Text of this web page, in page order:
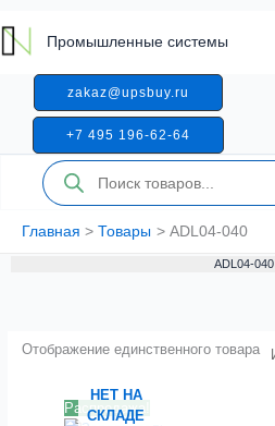
к
содержимому
Промышленные системы
zakaz@upsbuy.ru
+7 495 196-62-64
Поиск
товаров
Главная Товары ADL04-040
ADL04-040
Отображение единственного товара
Распродажа!
НЕТ НА
СКЛАДЕ